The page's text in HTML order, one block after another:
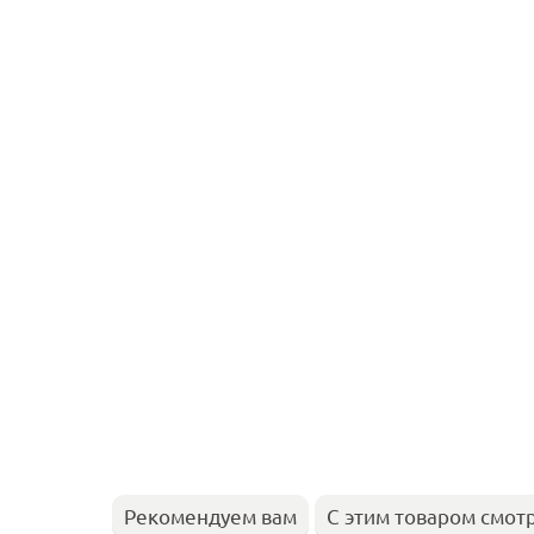
Рекомендуем вам С этим товаром